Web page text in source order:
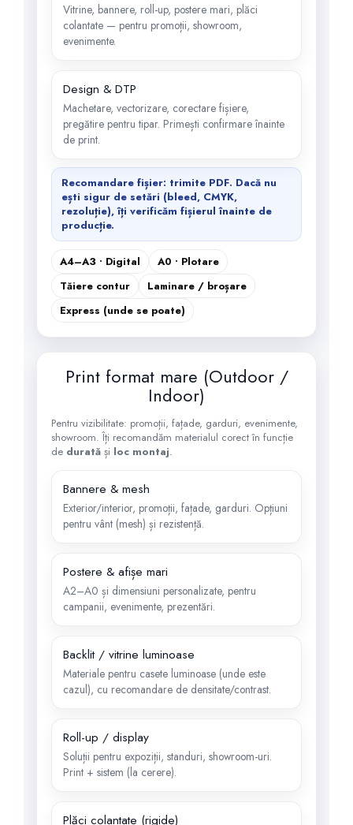
Vitrine, bannere, roll-up, postere mari, plăci
colantate — pentru promoții, showroom,
evenimente.
Design & DTP
Machetare, vectorizare, corectare fișiere,
pregătire pentru tipar. Primești confirmare înainte
de print.
Recomandare fișier: trimite PDF. Dacă nu
ești sigur de setări (bleed, CMYK,
rezoluție), îți verificăm fișierul înainte de
producție.
A4–A3 • Digital
A0 • Plotare
Tăiere contur
Laminare / broșare
Express (unde se poate)
Print format mare (Outdoor /
Indoor)
Pentru vizibilitate: promoții, fațade, garduri, evenimente,
showroom. Îți recomandăm materialul corect în funcție
de durată și loc montaj.
Bannere & mesh
Exterior/interior, promoții, fațade, garduri. Opțiuni
pentru vânt (mesh) și rezistență.
Postere & afișe mari
A2–A0 și dimensiuni personalizate, pentru
campanii, evenimente, prezentări.
Backlit / vitrine luminoase
Materiale pentru casete luminoase (unde este
cazul), cu recomandare de densitate/contrast.
Roll-up / display
Soluții pentru expoziții, standuri, showroom-uri.
Print + sistem (la cerere).
Plăci colantate (rigide)